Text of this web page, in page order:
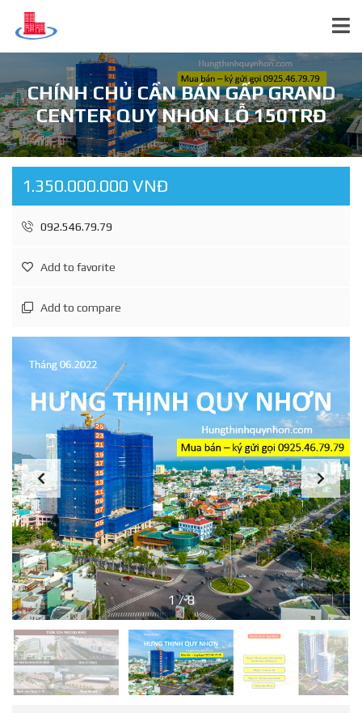
CHÍNH CHỦ CẦN BÁN GẤP GRAND
CENTER QUY NHƠN LỖ 150TRĐ
1.350.000.000 VNĐ
092.546.79.79
Add to favorite
Add to compare
1/8